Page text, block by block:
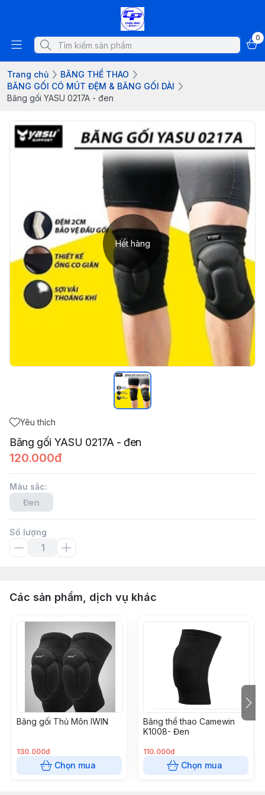
0
Trang chủ
BĂNG THỂ THAO
BĂNG GỐI CÓ MÚT ĐỆM & BĂNG GỐI DÀI
Băng gối YASU 0217A - đen
Hết hàng
Yêu thích
Băng gối YASU 0217A - đen
120.000đ
Màu sắc:
Đen
Số lượng
Các sản phẩm, dịch vụ khác
Băng gối Thủ Môn IWIN
130.000đ
Chọn mua
Băng thể thao Camewin
K1008- Đen
110.000đ
Chọn mua